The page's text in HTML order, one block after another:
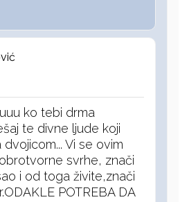
ko tebi drma
te divne ljude koji
Vi se ovim
svrhe, znači
i od toga živite,znači
POTREBA DA